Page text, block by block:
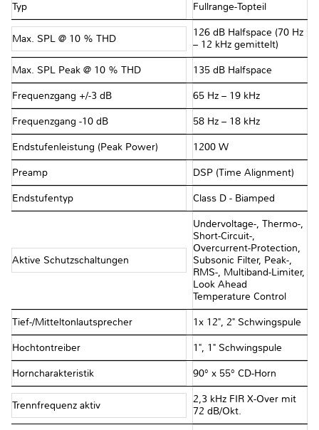
Typ Fullrange-Topteil
Max. SPL @ 10 % THD
126 dB Halfspace (70 Hz
– 12 kHz gemittelt)
Max. SPL Peak @ 10 % THD 135 dB Halfspace
Frequenzgang +/-3 dB 65 Hz – 19 kHz
Frequenzgang -10 dB 58 Hz – 18 kHz
Endstufenleistung (Peak Power) 1200 W
Preamp DSP (Time Alignment)
Endstufentyp Class D - Biamped
Aktive Schutzschaltungen
Undervoltage-, Thermo-,
Short-Circuit-,
Overcurrent-Protection,
Subsonic Filter, Peak-,
RMS-, Multiband-Limiter,
Look Ahead
Temperature Control
Tief-/Mitteltonlautsprecher 1x 12", 2" Schwingspule
Hochtontreiber 1", 1" Schwingspule
Horncharakteristik 90° x 55° CD-Horn
Trennfrequenz aktiv
2,3 kHz FIR X-Over mit
72 dB/Okt.